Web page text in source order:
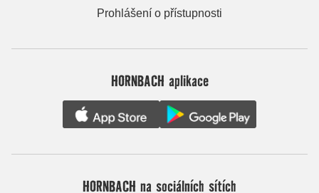
Prohlášení o přístupnosti
HORNBACH aplikace
HORNBACH na sociálních sítích